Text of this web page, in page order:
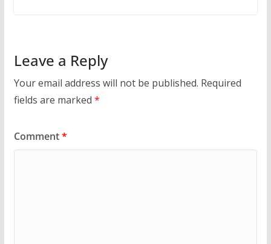
Leave a Reply
Your email address will not be published. Required
fields are marked *
Comment*